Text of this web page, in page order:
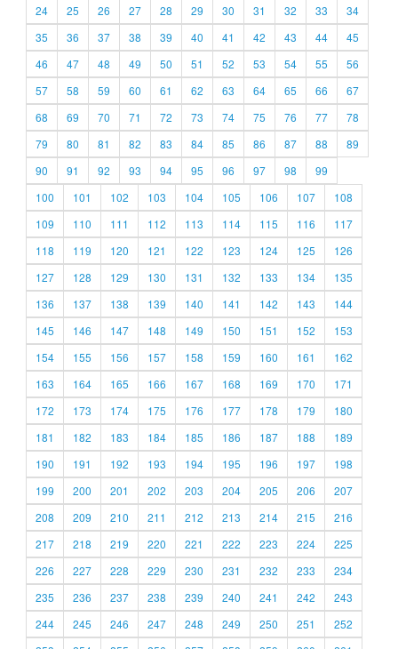
24
25 26 27 28 29 30 31 32 33
34
35
36 37 38 39 40 41 42 43 44
45
46
47 48 49 50 51 52 53 54 55
56
57
58 59 60 61 62 63 64 65 66
67
68
69 70 71 72 73 74 75 76 77
78
79
80 81 82 83 84 85 86 87 88
89
90
91 92 93 94 95 96 97 98
99
100
101 102 103 104 105 106 107
108
109
110 111 112 113 114 115 116
117
118
119 120 121 122 123 124 125
126
127
128 129 130 131 132 133 134
135
136
137 138 139 140 141 142 143
144
145
146 147 148 149 150 151 152
153
154
155 156 157 158 159 160 161
162
163
164 165 166 167 168 169 170
171
172
173 174 175 176 177 178 179
180
181
182 183 184 185 186 187 188
189
190
191 192 193 194 195 196 197
198
199
200 201 202 203 204 205 206
207
208
209 210 211 212 213 214 215
216
217
218 219 220 221 222 223 224
225
226
227 228 229 230 231 232 233
234
235
236 237 238 239 240 241 242
243
244
245 246 247 248 249 250 251
252